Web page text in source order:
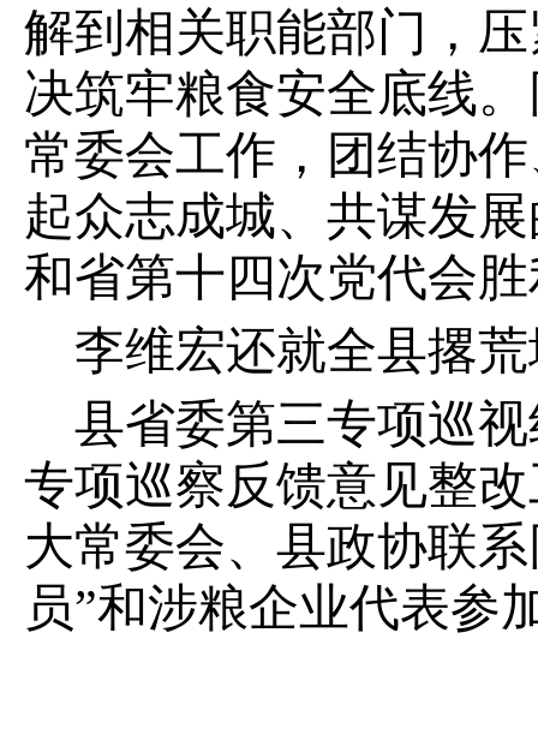
解到相关职能部门，
决筑牢粮食安全底线
常委会工作，团结协
起众志成城、共谋发
和省第十四次党代会
李维宏还就全县撂
县省委第三专项巡
专项巡察反馈意见整
大常委会、县政协联
员”和涉粮企业代表参